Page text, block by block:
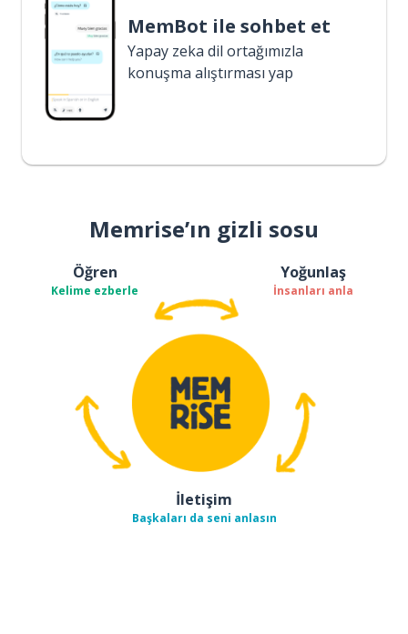
MemBot ile sohbet et
Yapay zeka dil ortağımızla
konuşma alıştırması yap
Memrise’ın gizli sosu
Öğren
Kelime ezberle
Yoğunlaş
İnsanları anla
İletişim
Başkaları da seni anlasın